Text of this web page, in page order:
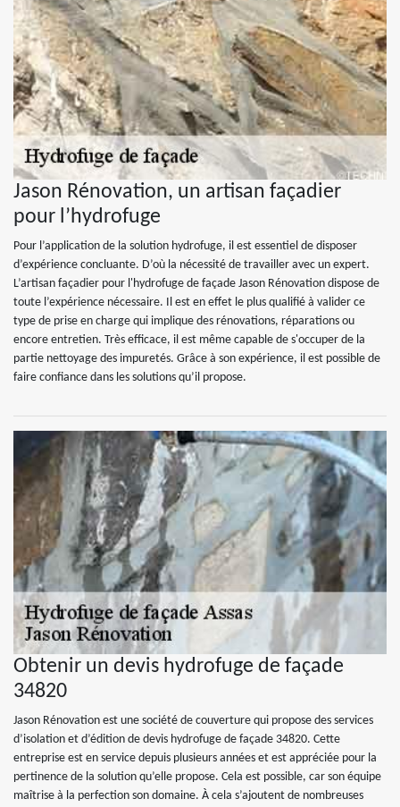
Jason Rénovation, un artisan façadier
pour l’hydrofuge
Pour l’application de la solution hydrofuge, il est essentiel de disposer
d’expérience concluante. D’où la nécessité de travailler avec un expert.
L’artisan façadier pour l'hydrofuge de façade Jason Rénovation dispose de
toute l’expérience nécessaire. Il est en effet le plus qualifié à valider ce
type de prise en charge qui implique des rénovations, réparations ou
encore entretien. Très efficace, il est même capable de s'occuper de la
partie nettoyage des impuretés. Grâce à son expérience, il est possible de
faire confiance dans les solutions qu’il propose.
Obtenir un devis hydrofuge de façade
34820
Jason Rénovation est une société de couverture qui propose des services
d’isolation et d’édition de devis hydrofuge de façade 34820. Cette
entreprise est en service depuis plusieurs années et est appréciée pour la
pertinence de la solution qu’elle propose. Cela est possible, car son équipe
maîtrise à la perfection son domaine. À cela s’ajoutent de nombreuses